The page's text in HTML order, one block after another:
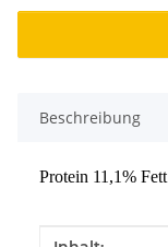
Beschreibung
Protein 11,1%